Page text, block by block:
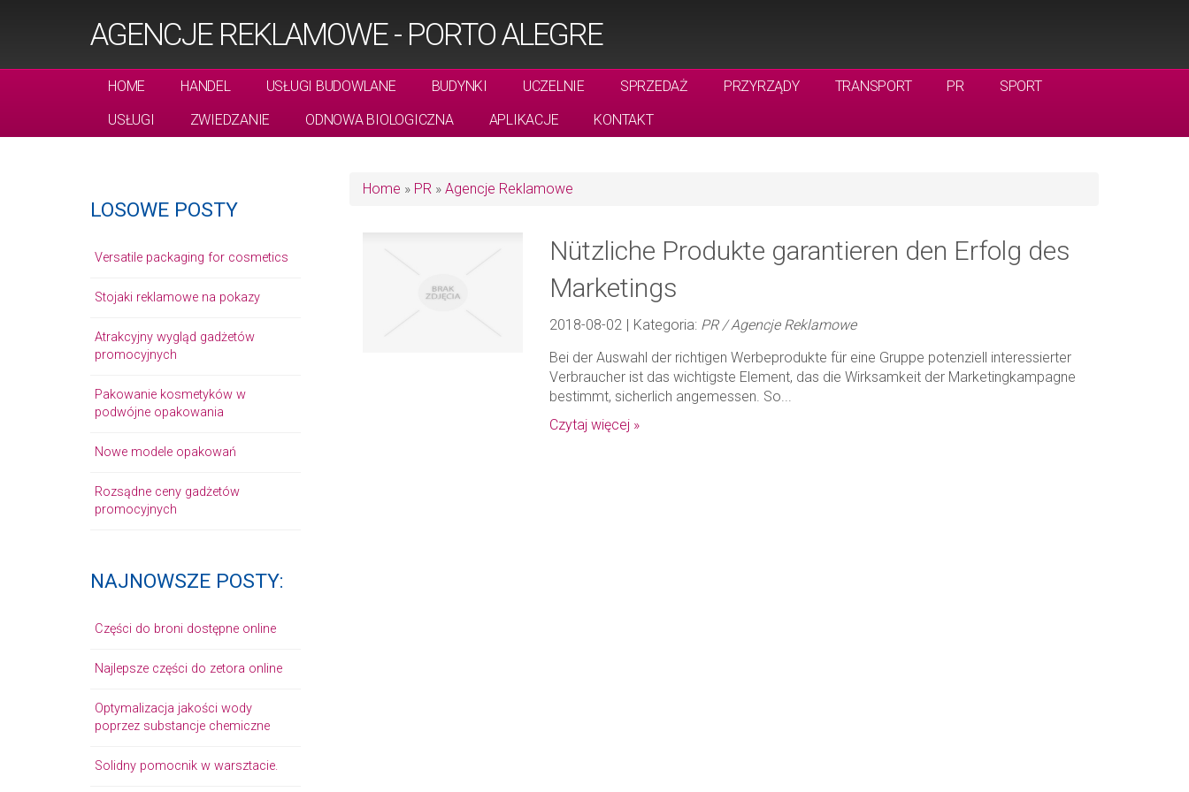
AGENCJE REKLAMOWE - PORTO ALEGRE
HOME HANDEL USŁUGI BUDOWLANE BUDYNKI UCZELNIE SPRZEDAŻ PRZYRZĄDY TRANSPORT PR
SPORT
USŁUGI
ZWIEDZANIE ODNOWA BIOLOGICZNA APLIKACJE KONTAKT
LOSOWE POSTY
Versatile packaging for cosmetics
Stojaki reklamowe na pokazy
Atrakcyjny wygląd gadżetów
promocyjnych
Pakowanie kosmetyków w
podwójne opakowania
Nowe modele opakowań
Rozsądne ceny gadżetów
promocyjnych
NAJNOWSZE POSTY:
Części do broni dostępne online
Najlepsze części do zetora online
Optymalizacja jakości wody
poprzez substancje chemiczne
Solidny pomocnik w warsztacie.
Home » PR» Agencje Reklamowe
Nützliche Produkte garantieren den Erfolg des
Marketings
2018-08-02 | Kategoria: PR / Agencje Reklamowe
Bei der Auswahl der richtigen Werbeprodukte für eine Gruppe potenziell interessierter
Verbraucher ist das wichtigste Element, das die Wirksamkeit der Marketingkampagne
bestimmt, sicherlich angemessen. So...
Czytaj więcej »